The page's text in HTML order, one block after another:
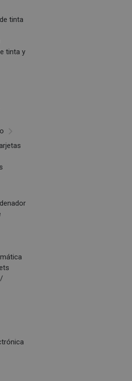
tinta
tinta y